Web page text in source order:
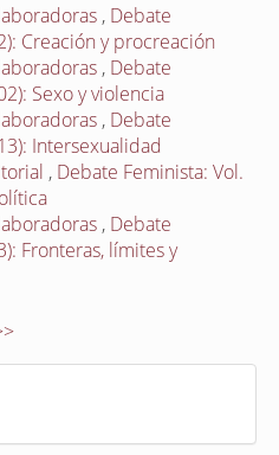
, Debate
Creación y procreación
, Debate
Sexo y violencia
, Debate
Intersexualidad
, Debate Feminista: Vol.
, Debate
Fronteras, límites y